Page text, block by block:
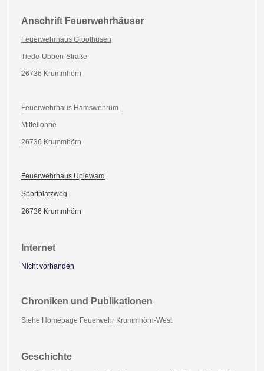
Anschrift Feuerwehrhäuser
Feuerwehrhaus Groothusen
Tiede-Ubben-Straße
26736 Krummhörn
Feuerwehrhaus Hamswehrum
Mittellohne
26736 Krummhörn
Feuerwehrhaus Upleward
Sportplatzweg
26736 Krummhörn
Internet
Nicht vorhanden
Chroniken und Publikationen
Siehe Homepage Feuerwehr Krummhörn-West
Geschichte